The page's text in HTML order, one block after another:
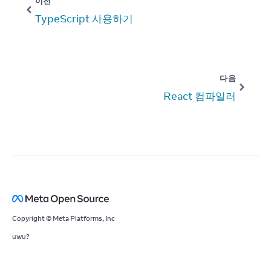
TypeScript 사용하기
다음
React 컴파일러
Copyright © Meta Platforms, Inc
uwu?